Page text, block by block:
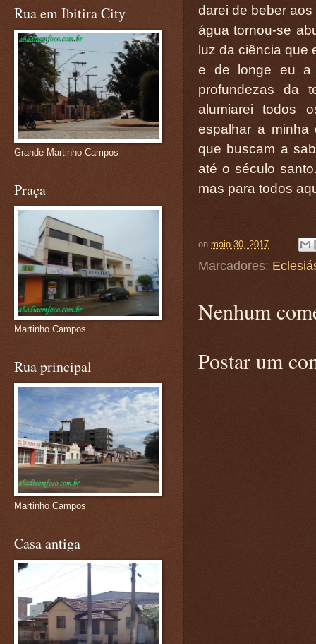
darei de beber
água tornou-se
luz da ciência que
e de longe eu a
profundezas da
alumiarei todos
espalhar a minha
que buscam a
até o século
mas para todos
on maio 30, 2017
Marcadores:
Nenhum
Postar um
Rua em Ibitira City
Grande Martinho Campos
Praça
Martinho Campos
Rua principal
Martinho Campos
Casa antiga